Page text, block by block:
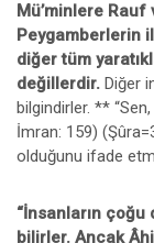
Mü’minlere Rauf
Peygamberlerin
diğer tüm
değillerdir. Diğer
bilgindirler. **
İmran: 159)
olduğunu ifade
“İnsanların
bilirler. Ancak